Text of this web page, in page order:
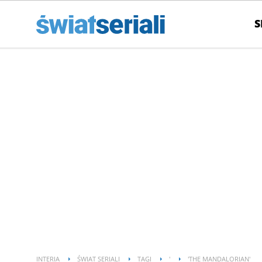
INTERIA ŚWIAT SERIALI TAGI ' 'THE MANDALORIAN'